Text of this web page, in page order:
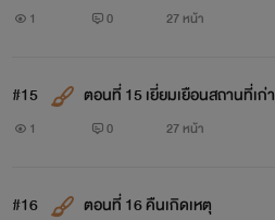
1 0 27 หน้า
#15 ตอนที่ 15 เยี่ยมเยือนสถานที่เก่า
1 0 27 หน้า
#16 ตอนที่ 16 คืนเกิดเหตุ